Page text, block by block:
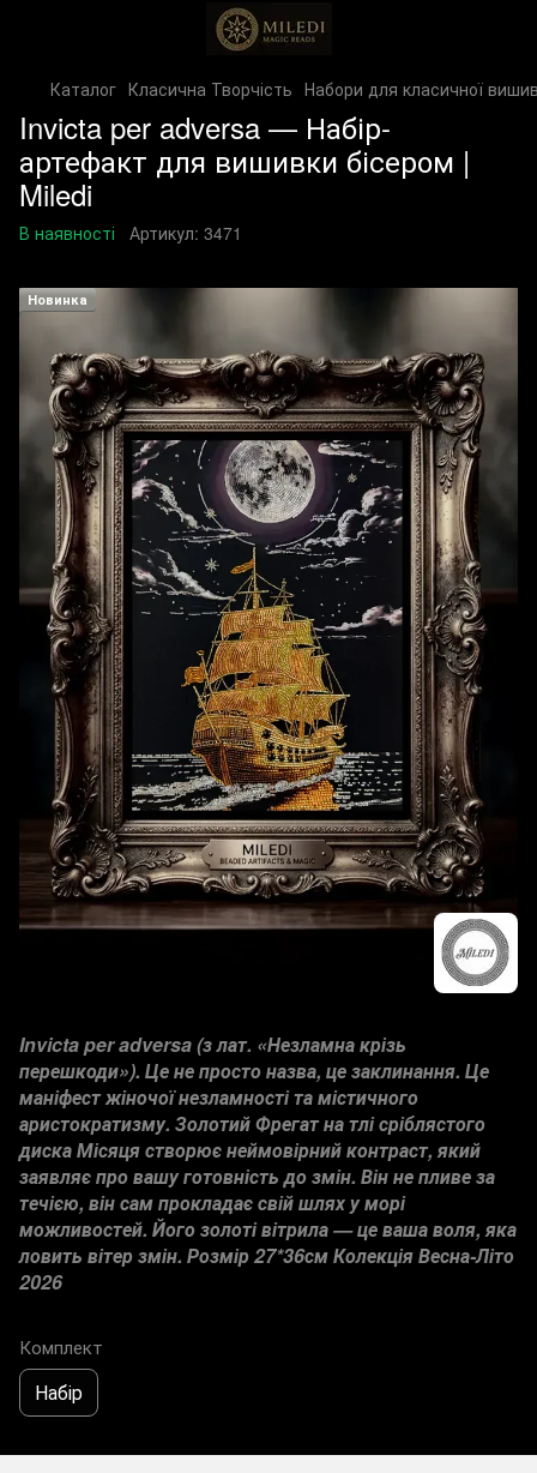
Каталог Класична Творчість Набори для класичної
Invicta per adversa — Набір-
артефакт для вишивки бісером |
Miledi
В наявності Артикул: 3471
Новинка
Invicta per adversa (з лат. «Незламна крізь
перешкоди»). Це не просто назва, це заклинання. Це
маніфест жіночої незламності та містичного
аристократизму. Золотий Фрегат на тлі сріблястого
диска Місяця створює неймовірний контраст, який
заявляє про вашу готовність до змін. Він не пливе за
течією, він сам прокладає свій шлях у морі
можливостей. Його золоті вітрила — це ваша воля, яка
ловить вітер змін. Розмір 27*36см Колекція Весна-Літо
2026
Комплект
Набір